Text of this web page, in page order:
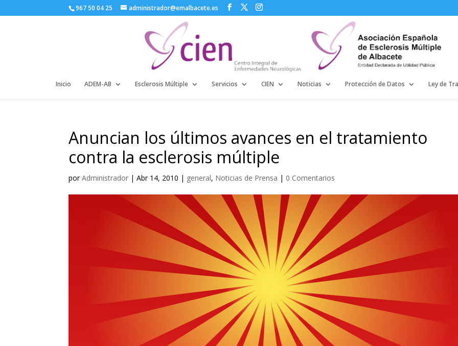
967 50 04 25 administrador@emalbacete.es
Inicio ADEM-AB Esclerosis Múltiple Servicios CIEN Noticias Protección de Datos Ley de
Anuncian los últimos avances en el tratamiento
contra la esclerosis múltiple
porAdministrador |Abr 14, 2010 | general, Noticias de Prensa | 0 Comentarios